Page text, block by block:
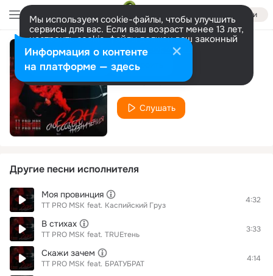
Войти
Мы используем cookie-файлы, чтобы улучшить
сервисы для вас. Если ваш возраст менее 13 лет,
настроить cookie-файлы должен ваш законный
представитель. Больше информации
Разрешить все Настроить
Дружба
TT PRO MSK
Слушать
Другие песни исполнителя
Моя провинция
TT PRO MSK feat. Каспийский Груз
4:32
В стихах
TT PRO MSK feat. TRUEтень
3:33
Скажи зачем
TT PRO MSK feat. БРАТУБРАТ
4:14
Информация о контенте
на платформе — здесь